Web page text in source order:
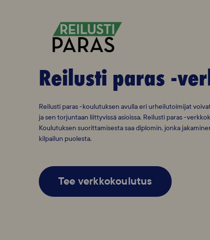
Reilusti paras -
Reilusti paras -koulutuksen avulla eri urheilutoimijat
ja sen torjuntaan liittyvissä asioissa. Reilusti paras -
Koulutuksen suorittamisesta saa diplomin, jonka
kilpailun puolesta.
Tee verkkokoulutus